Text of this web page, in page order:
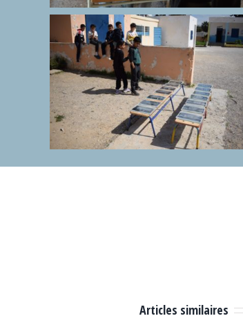
Articles similaires